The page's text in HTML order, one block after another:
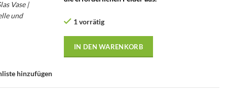
Vase |
und
1 vorrätig
IN DEN WARENKORB
hinzufügen